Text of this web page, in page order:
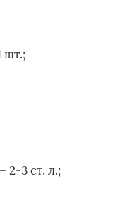
шт.;
2-3 ст. л.;